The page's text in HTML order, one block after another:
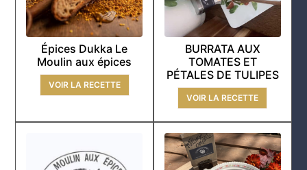
Épices Dukka Le
Moulin aux épices
VOIR LA RECETTE
BURRATA AUX
TOMATES ET
PÉTALES DE TULIPES
VOIR LA RECETTE